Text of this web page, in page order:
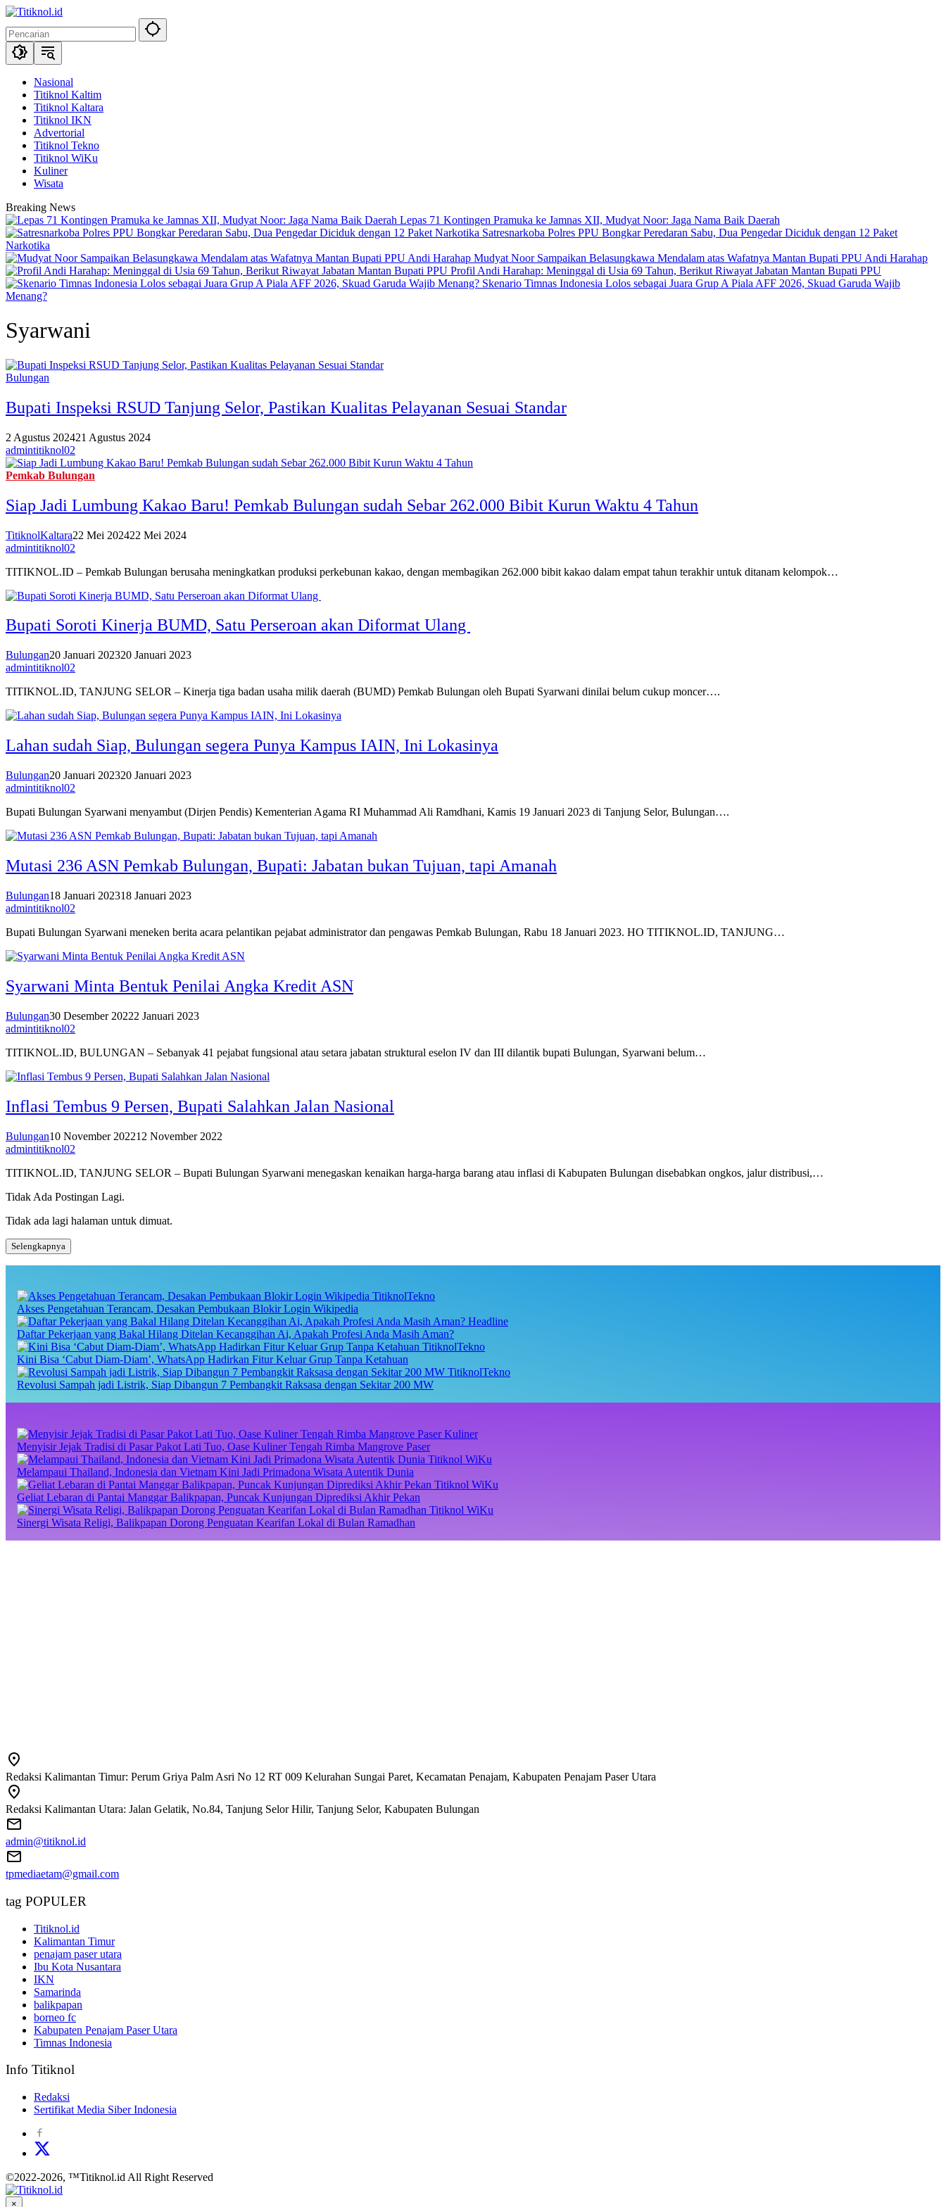
Langsung
konten
Nasional
Titiknol Kaltim
Titiknol Kaltara
Titiknol IKN
Advertorial
Titiknol Tekno
Titiknol WiKu
Kuliner
Wisata
Breaking News
Lepas 71 Kontingen Pramuka ke Jamnas XII, Mudyat Noor: Jaga Nama Baik Daerah
Satresnarkoba Polres PPU Bongkar Peredaran Sabu, Dua Pengedar Diciduk dengan 12 Paket
Narkotika
Mudyat Noor Sampaikan Belasungkawa Mendalam atas Wafatnya Mantan Bupati PPU Andi Harahap
Profil Andi Harahap: Meninggal di Usia 69 Tahun, Berikut Riwayat Jabatan Mantan Bupati PPU
Skenario Timnas Indonesia Lolos sebagai Juara Grup A Piala AFF 2026, Skuad Garuda Wajib
Menang?
Syarwani
Bulungan
Bupati Inspeksi RSUD Tanjung Selor, Pastikan Kualitas Pelayanan Sesuai Standar
2 Agustus 202421 Agustus 2024
admintitiknol02
Pemkab Bulungan
Siap Jadi Lumbung Kakao Baru! Pemkab Bulungan sudah Sebar 262.000 Bibit Kurun Waktu 4 Tahun
TitiknolKaltara22 Mei 202422 Mei 2024
admintitiknol02
TITIKNOL.ID – Pemkab Bulungan berusaha meningkatkan produksi perkebunan kakao, dengan membagikan 262.000 bibit kakao dalam empat tahun terakhir untuk ditanam kelompok…
Bupati Soroti Kinerja BUMD, Satu Perseroan akan Diformat Ulang
Bulungan20 Januari 202320 Januari 2023
admintitiknol02
TITIKNOL.ID, TANJUNG SELOR – Kinerja tiga badan usaha milik daerah (BUMD) Pemkab Bulungan oleh Bupati Syarwani dinilai belum cukup moncer….
Lahan sudah Siap, Bulungan segera Punya Kampus IAIN, Ini Lokasinya
Bulungan20 Januari 202320 Januari 2023
admintitiknol02
Bupati Bulungan Syarwani menyambut (Dirjen Pendis) Kementerian Agama RI Muhammad Ali Ramdhani, Kamis 19 Januari 2023 di Tanjung Selor, Bulungan….
Mutasi 236 ASN Pemkab Bulungan, Bupati: Jabatan bukan Tujuan, tapi Amanah
Bulungan18 Januari 202318 Januari 2023
admintitiknol02
Bupati Bulungan Syarwani meneken berita acara pelantikan pejabat administrator dan pengawas Pemkab Bulungan, Rabu 18 Januari 2023. HO TITIKNOL.ID, TANJUNG…
Syarwani Minta Bentuk Penilai Angka Kredit ASN
Bulungan30 Desember 20222 Januari 2023
admintitiknol02
TITIKNOL.ID, BULUNGAN – Sebanyak 41 pejabat fungsional atau setara jabatan struktural eselon IV dan III dilantik bupati Bulungan, Syarwani belum…
Inflasi Tembus 9 Persen, Bupati Salahkan Jalan Nasional
Bulungan10 November 202212 November 2022
admintitiknol02
TITIKNOL.ID, TANJUNG SELOR – Bupati Bulungan Syarwani menegaskan kenaikan harga-harga barang atau inflasi di Kabupaten Bulungan disebabkan ongkos, jalur distribusi,…
Tidak Ada Postingan Lagi.
Tidak ada lagi halaman untuk dimuat.
Selengkapnya
TitiknolTekno
Akses Pengetahuan Terancam, Desakan Pembukaan Blokir Login Wikipedia
Headline
Daftar Pekerjaan yang Bakal Hilang Ditelan Kecanggihan Ai, Apakah Profesi Anda Masih Aman?
TitiknolTekno
Kini Bisa ‘Cabut Diam-Diam’, WhatsApp Hadirkan Fitur Keluar Grup Tanpa Ketahuan
TitiknolTekno
Revolusi Sampah jadi Listrik, Siap Dibangun 7 Pembangkit Raksasa dengan Sekitar 200 MW
Kuliner
Menyisir Jejak Tradisi di Pasar Pakot Lati Tuo, Oase Kuliner Tengah Rimba Mangrove Paser
Titiknol WiKu
Melampaui Thailand, Indonesia dan Vietnam Kini Jadi Primadona Wisata Autentik Dunia
Titiknol WiKu
Geliat Lebaran di Pantai Manggar Balikpapan, Puncak Kunjungan Diprediksi Akhir Pekan
Titiknol WiKu
Sinergi Wisata Religi, Balikpapan Dorong Penguatan Kearifan Lokal di Bulan Ramadhan
Redaksi Kalimantan Timur: Perum Griya Palm Asri No 12 RT 009 Kelurahan Sungai Paret, Kecamatan Penajam, Kabupaten Penajam Paser Utara
Redaksi Kalimantan Utara: Jalan Gelatik, No.84, Tanjung Selor Hilir, Tanjung Selor, Kabupaten Bulungan
admin@titiknol.id
tpmediaetam@gmail.com
tag POPULER
Titiknol.id
Kalimantan Timur
penajam paser utara
Ibu Kota Nusantara
IKN
Samarinda
balikpapan
borneo fc
Kabupaten Penajam Paser Utara
Timnas Indonesia
Info Titiknol
Redaksi
Sertifikat Media Siber Indonesia
©2022-2026, ™Titiknol.id All Right Reserved
×